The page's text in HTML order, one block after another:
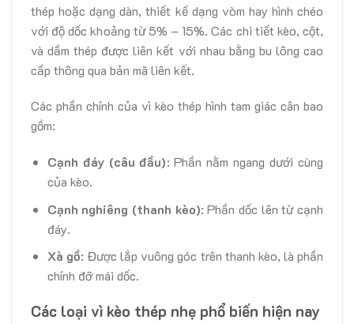
thép hoặc dạng dàn, thiết kế dạng vòm hay hình chéo
với độ dốc khoảng từ 5% – 15%. Các chi tiết kèo, cột,
và dầm thép được liên kết với nhau bằng bu lông cao
cấp thông qua bản mã liên kết.
Các phần chính của vì kèo thép hình tam giác cân bao
gồm:
Cạnh đáy (câu đầu): Phần nằm ngang dưới cùng
của kèo.
Cạnh nghiêng (thanh kèo): Phần dốc lên từ cạnh
đáy.
Xà gồ: Được lắp vuông góc trên thanh kèo, là phần
chính đỡ mái dốc.
Các loại vì kèo thép nhẹ phổ biến hiện nay